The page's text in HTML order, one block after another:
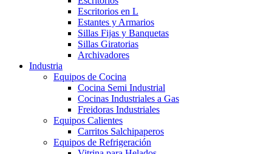
Escritorios en L
Estantes y Armarios
Sillas Fijas y Banquetas
Sillas Giratorias
Archivadores
Industria
Equipos de Cocina
Cocina Semi Industrial
Cocinas Industriales a Gas
Freidoras Industriales
Equipos Calientes
Carritos Salchipaperos
Equipos de Refrigeración